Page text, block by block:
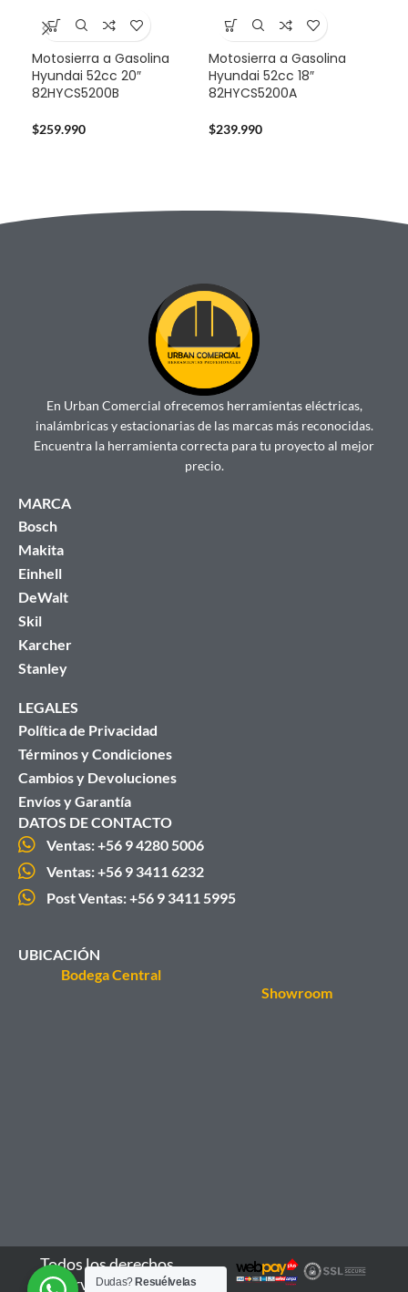
Motosierra a Gasolina
Hyundai 52cc 20″
82HYCS5200B
$259.990
Motosierra a Gasolina
Hyundai 52cc 18″
82HYCS5200A
$239.990
En Urban Comercial ofrecemos herramientas eléctricas,
inalámbricas y estacionarias de las marcas más reconocidas.
Encuentra la herramienta correcta para tu proyecto al mejor
precio.
MARCA
Bosch
Makita
Einhell
DeWalt
Skil
Karcher
Stanley
LEGALES
Política de Privacidad
Términos y Condiciones
Cambios y Devoluciones
Envíos y Garantía
DATOS DE CONTACTO
Ventas: +56 9 4280 5006
Ventas: +56 9 3411 6232
Post Ventas: +56 9 3411 5995
UBICACIÓN
Bodega Central
Showroom
Todos los derechos
reservados - 2026
Dudas? Resuélvelas